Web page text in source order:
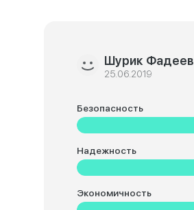
Шурик Фадеев
25.06.2019
Безопасность
Надежность
Экономичность